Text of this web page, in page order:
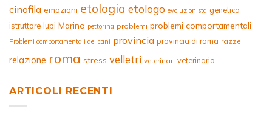
cinofila emozioni etologia etologo evoluzionista genetica
istruttore lupi Marino pettorina problemi problemi comportamentali
Problemi comportamentali dei cani provincia provincia di roma razze
relazione roma stress velletri veterinari veterinario
ARTICOLI RECENTI